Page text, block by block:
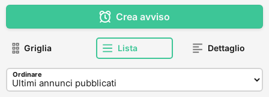
Crea avviso
Griglia Lista Dettaglio
Ordinare